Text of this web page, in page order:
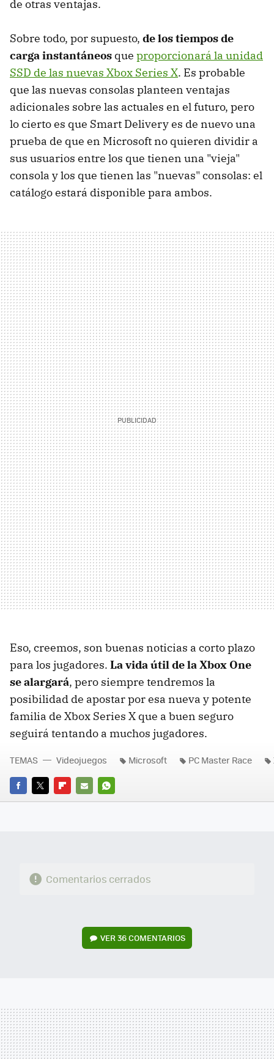
de otras ventajas.
Sobre todo, por supuesto, de los tiempos de
carga instantáneos que proporcionará la unidad
SSD de las nuevas Xbox Series X. Es probable
que las nuevas consolas planteen ventajas
adicionales sobre las actuales en el futuro, pero
lo cierto es que Smart Delivery es de nuevo una
prueba de que en Microsoft no quieren dividir a
sus usuarios entre los que tienen una "vieja"
consola y los que tienen las "nuevas" consolas: el
catálogo estará disponible para ambos.
Eso, creemos, son buenas noticias a corto plazo
para los jugadores. La vida útil de la Xbox One
se alargará, pero siempre tendremos la
posibilidad de apostar por esa nueva y potente
familia de Xbox Series X que a buen seguro
seguirá tentando a muchos jugadores.
FACEBOOK
TWITTERFLIPBOARD
E-
WHATSAPP
TEMAS Videojuegos Microsoft PC Master Race
Comentarios cerrados
VER36 COMENTARIOS